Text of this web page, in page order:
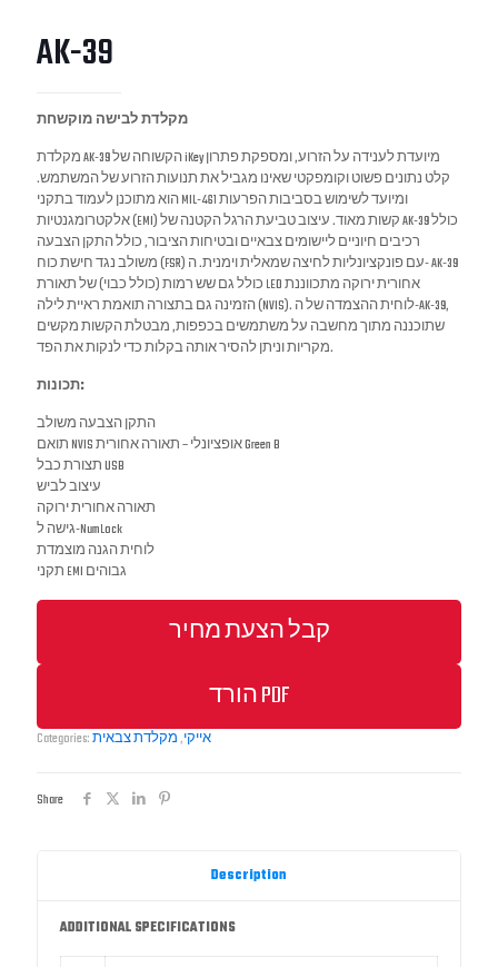
AK-39
מקלדת לבישה מוקשחת
מקלדת AK-39 הקשוחה של iKey מיועדת לענידה על הזרוע, ומספקת פתרון
קלט נתונים פשוט וקומפקטי שאינו מגביל את תנועות הזרוע של המשתמש.
הוא מתוכנן לעמוד בתקני MIL-461 ומיועד לשימוש בסביבות הפרעות
אלקטרומגנטיות (EMI) קשות מאוד. עיצוב טביעת הרגל הקטנה של AK-39 כולל
רכיבים חיוניים ליישומים צבאיים ובטיחות הציבור, כולל התקן הצבעה
משולב נגד חישת כוח (FSR) עם פונקציונליות לחיצה שמאלית וימנית. ה- AK-39
כולל גם שש רמות (כולל כבוי) של תאורת LED אחורית ירוקה מתכווננת
הזמינה גם בתצורה תואמת ראיית לילה (NVIS). לוחית ההצמדה של ה-AK-39,
שתוכננה מתוך מחשבה על משתמשים בכפפות, מבטלת הקשות מקשים
מקריות וניתן להסיר אותה בקלות כדי לנקות את הפד.
תכונות:
התקן הצבעה משולב
תואם NVIS אופציונלי – תאורה אחורית Green B
תצורת כבל USB
עיצוב לביש
תאורה אחורית ירוקה
גישה ל-NumLock
לוחית הגנה מוצמדת
תקני EMI גבוהים
קבל הצעת מחיר
הורד PDF
Categories: אייקי, מקלדת צבאית
Share
Description
ADDITIONAL SPECIFICATIONS